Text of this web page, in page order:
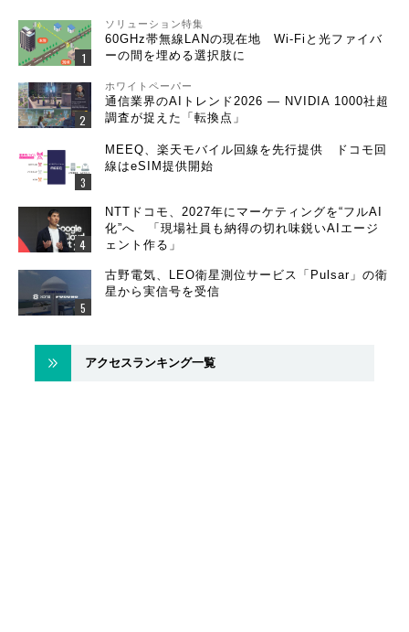
ソリューション特集
60GHz帯無線LANの現在地 Wi-Fiと光ファイバ
ーの間を埋める選択肢に
ホワイトペーパー
通信業界のAIトレンド2026 ― NVIDIA 1000社超
調査が捉えた「転換点」
MEEQ、楽天モバイル回線を先行提供 ドコモ回
線はeSIM提供開始
NTTドコモ、2027年にマーケティングを“フルAI
化”へ 「現場社員も納得の切れ味鋭いAIエージ
ェント作る」
古野電気、LEO衛星測位サービス「Pulsar」の衛
星から実信号を受信
アクセスランキング一覧